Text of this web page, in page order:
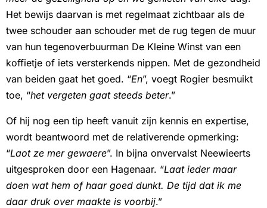
Het bewijs daarvan is met regelmaat zichtbaar als de
twee schouder aan schouder met de rug tegen de muur
van hun tegenoverbuurman De Kleine Winst van een
koffietje of iets versterkends nippen. Met de gezondheid
van beiden gaat het goed. “En”, voegt Rogier besmuikt
toe, “het vergeten gaat steeds beter.”
Of hij nog een tip heeft vanuit zijn kennis en expertise,
wordt beantwoord met de relativerende opmerking:
“Laot ze mer gewaere”. In bijna onvervalst Neewieerts
uitgesproken door een Hagenaar. “Laat ieder maar
doen wat hem of haar goed dunkt. De tijd dat ik me
daar druk over maakte is voorbij.”